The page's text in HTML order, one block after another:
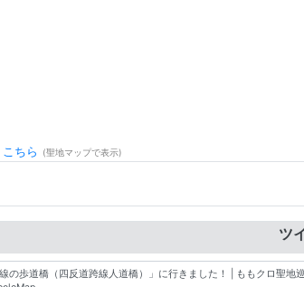
こちら (聖地マップで表示)
ツ